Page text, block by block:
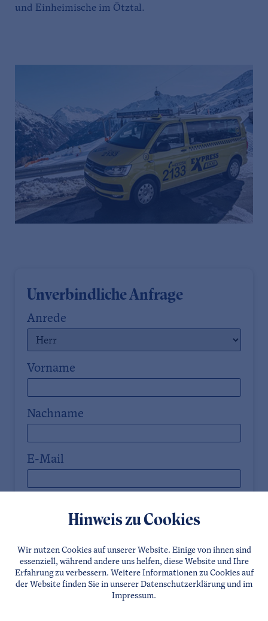
und Einheimische im Ötztal.
Unverbindliche Anfrage
Anrede
Vorname
Nachname
E-Mail
Straße
Hinweis zu Cookies
Wir nutzen Cookies auf unserer Website. Einige von ihnen sind
essenziell, während andere uns helfen, diese Website und Ihre
Erfahrung zu verbessern. Weitere Informationen zu Cookies auf
der Website finden Sie in unserer Datenschutzerklärungund im
Impressum.